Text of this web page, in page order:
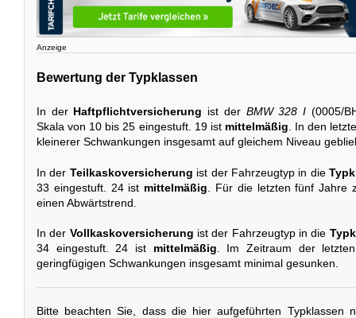
Anzeige
Bewertung der Typklassen
In der Haftpflichtversicherung ist der BMW 328 I (0005/
Skala von 10 bis 25 eingestuft. 19 ist mittelmäßig . In den
kleinerer Schwankungen insgesamt auf gleichem Niveau
In der Teilkaskoversicherung ist der Fahrzeugtyp in die
33 eingestuft. 24 ist mittelmäßig . Für die letzten fünf Jahre
einen Abwärtstrend.
In der Vollkaskoversicherung ist der Fahrzeugtyp in die
34 eingestuft. 24 ist mittelmäßig. Im Zeitraum der
geringfügigen Schwankungen insgesamt minimal gesunken.
Bitte beachten Sie, dass die hier aufgeführten Typklassen